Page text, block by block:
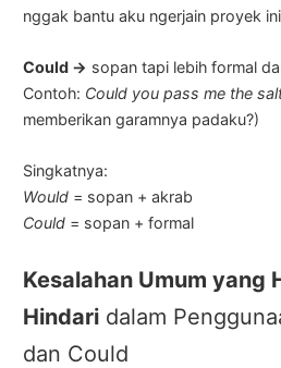
nggak bantu aku ngerjain proyek
Could → sopan tapi lebih formal
Contoh: Could you pass me the
memberikan garamnya padaku?)
Singkatnya:
Would = sopan + akrab
Could = sopan + formal
Kesalahan Umum yang
Hindari dalam
dan Could